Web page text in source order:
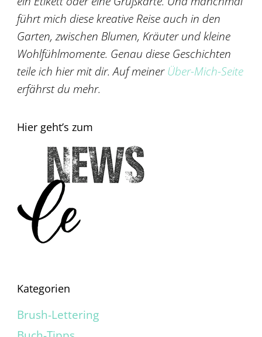
führt mich diese kreative Reise auch in den
Garten, zwischen Blumen, Kräuter und kleine
Wohlfühlmomente. Genau diese Geschichten
teile ich hier mit dir. Auf meinerÜber-Mich-Seite
erfährst du mehr.
Hier geht’s zum
Kategorien
Brush-Lettering